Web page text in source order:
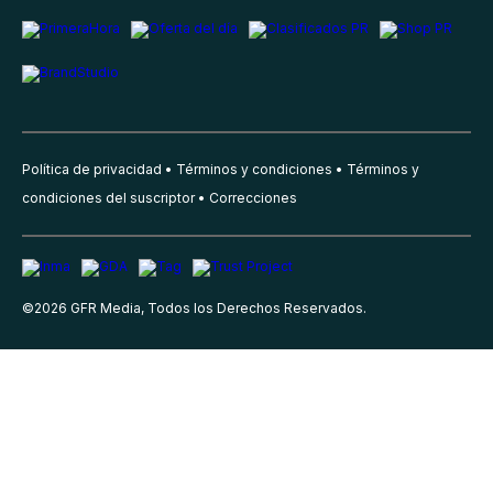
Política de privacidad Términos y condiciones
Términos y
condiciones del suscriptor
Correcciones
©2026 GFR Media, Todos los Derechos Reservados.